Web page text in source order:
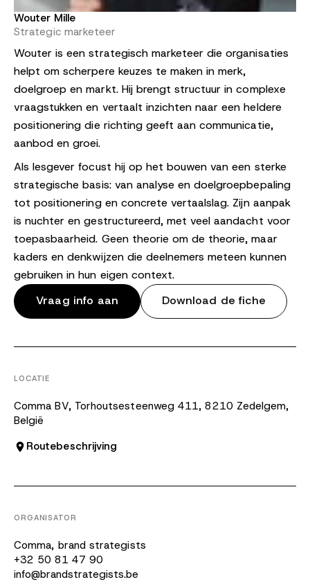
Wouter Mille
Strategic marketeer
Wouter is een strategisch marketeer die organisaties
helpt om scherpere keuzes te maken in merk,
doelgroep en markt. Hij brengt structuur in complexe
vraagstukken en vertaalt inzichten naar een heldere
positionering die richting geeft aan communicatie,
aanbod en groei.
Als lesgever focust hij op het bouwen van een sterke
strategische basis: van analyse en doelgroepbepaling
tot positionering en concrete vertaalslag. Zijn aanpak
is nuchter en gestructureerd, met veel aandacht voor
toepasbaarheid. Geen theorie om de theorie, maar
kaders en denkwijzen die deelnemers meteen kunnen
gebruiken in hun eigen context.
Vraag info aan
Download de fiche
LOCATIE
Comma BV, Torhoutsesteenweg 411, 8210 Zedelgem,
België
Routebeschrijving
ORGANISATOR
Comma, brand strategists
+32 50 81 47 90
info@brandstrategists.be